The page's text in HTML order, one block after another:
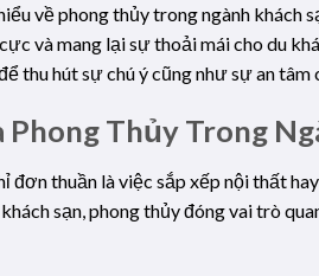
về phong thủy trong ngành
và mang lại sự thoải mái cho du
thu hút sự chú ý cũng như sự an tâm
Phong Thủy Trong
đơn thuần là việc sắp xếp nội thất
sạn, phong thủy đóng vai trò